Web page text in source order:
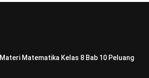
Materi Matematika Kelas 8 Bab 10 Peluang